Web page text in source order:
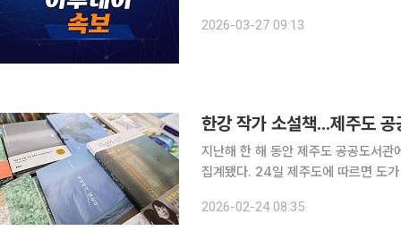
2026-03-27 09:13
한강 작가 소설책...제주도
지난해 한 해 동안 제주도 공공도서
집계됐다. 24일 제주도에 따르면 도가 빅데이터 시스템을 활용해 도내 16개 공공도서관의 2025년
2026-02-24 08:35